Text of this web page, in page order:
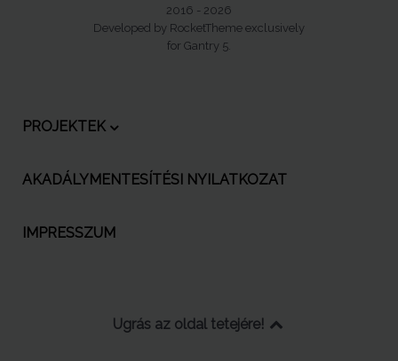
2016 - 2026
Developed by RocketTheme exclusively
for Gantry 5.
PROJEKTEK
AKADÁLYMENTESÍTÉSI NYILATKOZAT
IMPRESSZUM
Ugrás az oldal tetejére!